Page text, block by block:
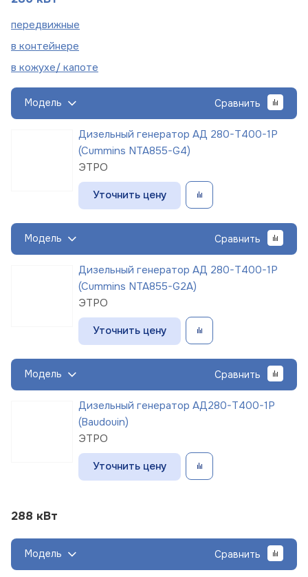
передвижные
в контейнере
в кожухе/ капоте
Модель Сравнить
Дизельный генератор АД 280-Т400-1Р
(Cummins NTA855-G4)
ЭТРО
Уточнить цену
Модель Сравнить
Дизельный генератор АД 280-Т400-1Р
(Cummins NTA855-G2A)
ЭТРО
Уточнить цену
Модель Сравнить
Дизельный генератор АД280-Т400-1Р
(Baudouin)
ЭТРО
Уточнить цену
288 кВт
Модель Сравнить